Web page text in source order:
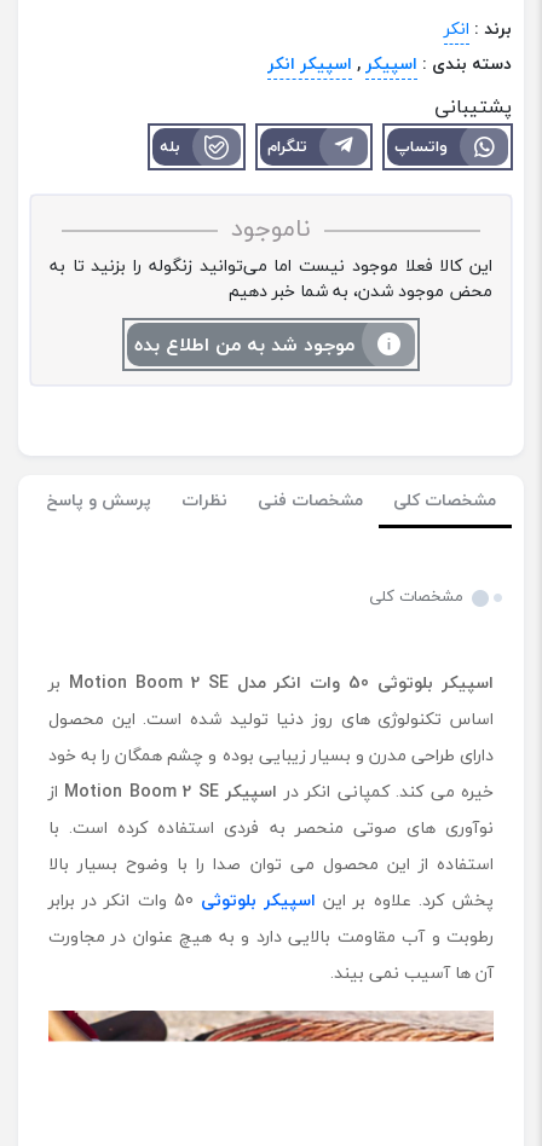
برند : انکر
دسته بندی : اسپیکر , اسپیکر انکر
پشتیبانی
واتساپ تلگرام بله
ناموجود
این کالا فعلا موجود نیست اما می‌توانید زنگوله را بزنید تا به
محض موجود شدن، به شما خبر دهیم
موجود شد به من اطلاع بده
مشخصات کلی مشخصات فنی نظرات پرسش و پاسخ
مشخصات کلی
اسپیکر بلوتوثی 50 وات انکر مدل Motion Boom 2 SE
بر
اساس تکنولوژی های روز دنیا تولید شده است. این محصول
دارای طراحی مدرن و بسیار زیبایی بوده و چشم همگان را به خود
خیره می کند. کمپانی انکر در اسپیکر Motion Boom 2 SE
از
نوآوری های صوتی منحصر به فردی استفاده کرده است. با
استفاده از این محصول می توان صدا را با وضوح بسیار بالا
پخش کرد. علاوه بر این اسپیکر بلوتوثی
50 وات انکر در برابر
رطوبت و آب مقاومت بالایی دارد و به هیچ عنوان در مجاورت
آن ها آسیب نمی بیند.